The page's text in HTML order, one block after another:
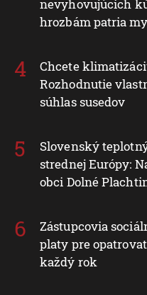
nevyhovujúcich
hrozbám patria
Rozhodnutie
súhlas susedov
strednej Európy:
obci Dolné